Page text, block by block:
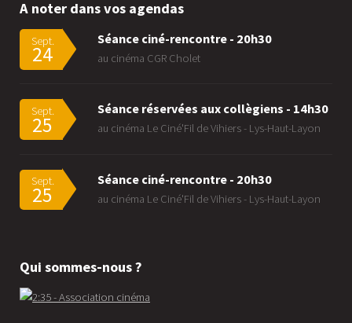
A noter dans vos agendas
Sept.
24
Séance ciné-rencontre - 20h30
au cinéma CGR Cholet
Sept.
25
Séance réservées aux collègiens - 14h30
au cinéma Le Ciné'Fil de Vihiers - Lys-Haut-Layon
Sept.
25
Séance ciné-rencontre - 20h30
au cinéma Le Ciné'Fil de Vihiers - Lys-Haut-Layon
Qui sommes-nous ?